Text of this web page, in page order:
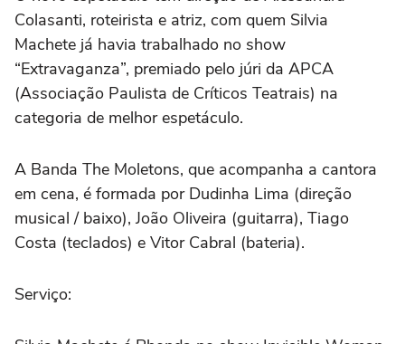
Colasanti, roteirista e atriz, com quem Silvia
Machete já havia trabalhado no show
“Extravaganza”, premiado pelo júri da APCA
(Associação Paulista de Críticos Teatrais) na
categoria de melhor espetáculo.
A Banda The Moletons, que acompanha a cantora
em cena, é formada por Dudinha Lima (direção
musical / baixo), João Oliveira (guitarra), Tiago
Costa (teclados) e Vitor Cabral (bateria).
Serviço: